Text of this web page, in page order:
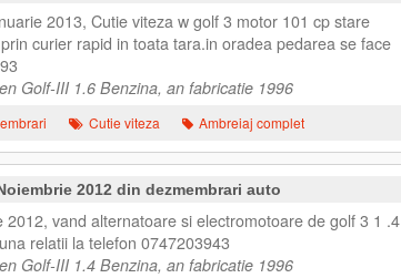
2013, Cutie viteza w golf 3 motor 101 cp stare
curier rapid in toata tara.in oradea pedarea se face
Golf-III 1.6 Benzina, an fabricatie 1996
Cutie viteza Ambreiaj complet
2012 din dezmembrari auto
vand alternatoare si electromotoare de golf 3 1 .4
relatii la telefon 0747203943
Golf-III 1.4 Benzina, an fabricatie 1996